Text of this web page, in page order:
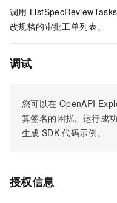
调用
改规格的审批工单列表。
调试
您可以在 OpenAPI
算签名的困扰。运行成
生成 SDK 代码示例。
授权信息